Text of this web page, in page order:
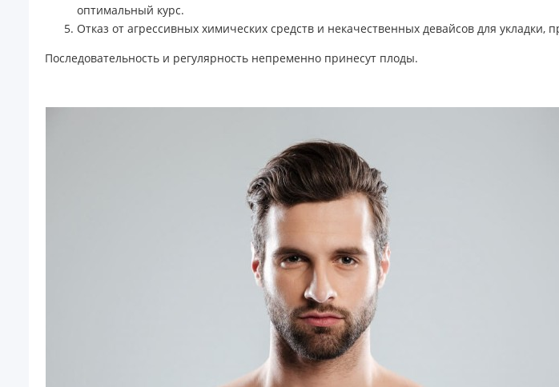
оптимальный курс.
Отказ от агрессивных химических средств и некачественных девайсов для
Последовательность и регулярность непременно принесут плоды.